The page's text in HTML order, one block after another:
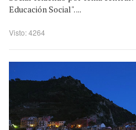
Educación Social". ...
Visto: 4264